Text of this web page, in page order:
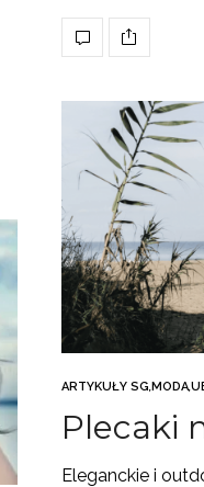
ARTYKUŁY SG,MODA,
Plecaki
Eleganckie i